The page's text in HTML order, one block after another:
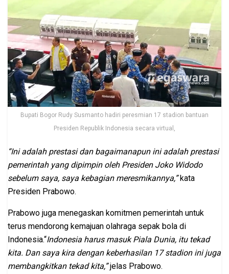
Bupati Bogor Rudy Susmanto hadiri peresmian 17 stadion bantuan
Presiden Republik Indonesia secara virtual,
“Ini adalah prestasi dan bagaimanapun ini adalah prestasi
pemerintah yang dipimpin oleh Presiden Joko Widodo
sebelum saya, saya kebagian meresmikannya,”kata
Presiden Prabowo.
Prabowo juga menegaskan komitmen pemerintah untuk
terus mendorong kemajuan olahraga sepak bola di
Indonesia.“Indonesia harus masuk Piala Dunia, itu tekad
kita. Dan saya kira dengan keberhasilan 17 stadion ini juga
membangkitkan tekad kita,”jelas Prabowo.